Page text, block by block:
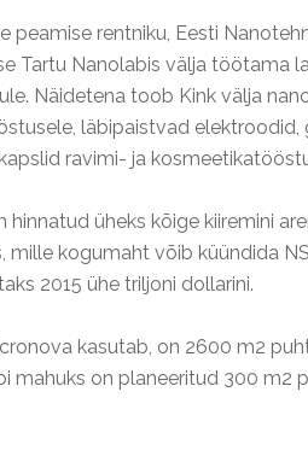
peamise rentniku, Eesti
Tartu Nanolabis välja töötama
Näidetena toob Kink välja
läbipaistvad
ravimi- ja
üheks kõige kiiremini
mille kogumaht võib küündida
2015 ühe triljoni dollarini.
kasutab, on 2600 m2
mahuks on planeeritud 300 m2